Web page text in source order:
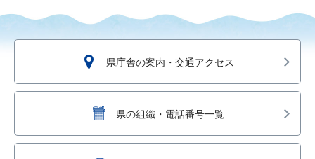
県庁舎の案内・交通アクセス
県の組織・電話番号一覧